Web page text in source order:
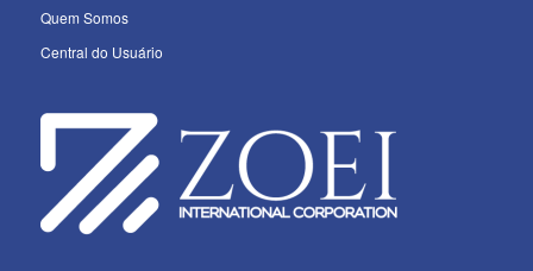
Quem Somos
Central do Usuário